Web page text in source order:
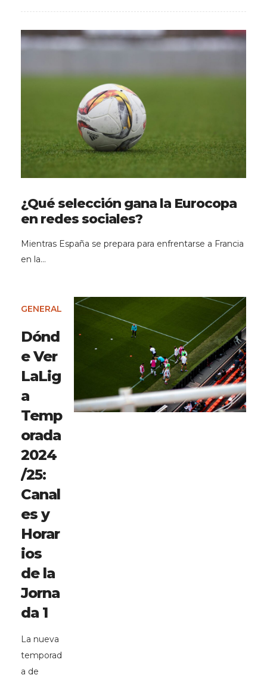
¿Qué selección gana la Eurocopa
en redes sociales?
Mientras España se prepara para enfrentarse a Francia
en la…
GENERAL
Dónd
e Ver
LaLig
a
Temp
orada
2024
/25:
Canal
es y
Horar
ios
de la
Jorna
da 1
La nueva
temporad
a de